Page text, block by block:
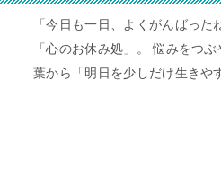
「今日も一日、よくがんばっ
「心のお休み処」。 悩みをつ
葉から「明日を少しだけ生きや